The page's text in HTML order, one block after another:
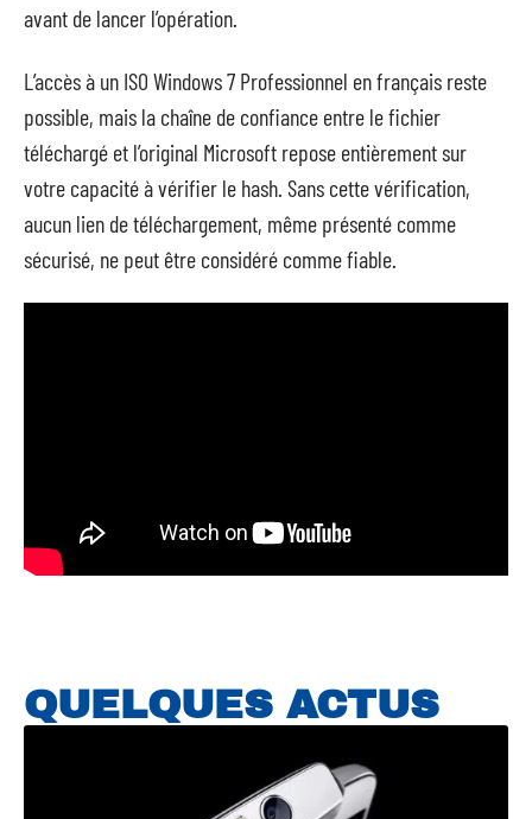
avant de lancer l’opération.
L’accès à un ISO Windows 7 Professionnel en français reste
possible, mais la chaîne de confiance entre le fichier
téléchargé et l’original Microsoft repose entièrement sur
votre capacité à vérifier le hash. Sans cette vérification,
aucun lien de téléchargement, même présenté comme
sécurisé, ne peut être considéré comme fiable.
QUELQUES ACTUS